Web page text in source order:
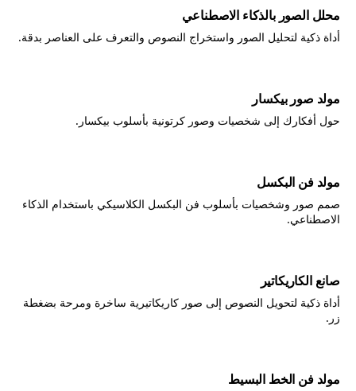
محلل الصور بالذكاء الاصطناعي
أداة ذكية لتحليل الصور واستخراج النصوص والتعرف على العناصر بدقة.
مولد صور بيكسار
حول أفكارك إلى شخصيات وصور كرتونية بأسلوب بيكسار.
مولد فن البكسل
صمم صور وشخصيات بأسلوب فن البكسل الكلاسيكي باستخدام الذكاء
الاصطناعي.
صانع الكاريكاتير
أداة ذكية لتحويل النصوص إلى صور كاريكاتيرية ساخرة ومرحة بضغطة
زر.
مولد فن الخط البسيط